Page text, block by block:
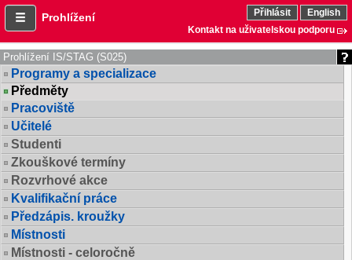
Prohlížení Přihlásit
English
Kontakt na uživatelskou podporu
Prohlížení IS/STAG (S025)
Programy a specializace
Předměty
Pracoviště
Učitelé
Studenti
Zkouškové termíny
Rozvrhové akce
Kvalifikační práce
Předzápis. kroužky
Místnosti
Místnosti - celoročně